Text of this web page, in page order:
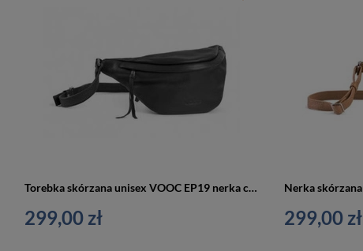
Torebka skórzana unisex VOOC EP19 nerka crossbody mała czarna
299,00 zł 299,00 zł